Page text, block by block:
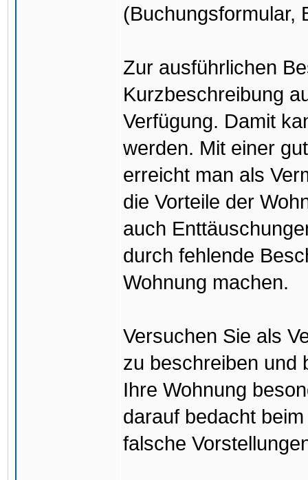
(Buchungsformular,
Zur ausführlichen
Kurzbeschreibung
Verfügung. Damit
werden. Mit einer
erreicht man als
die Vorteile der
auch
durch fehlende
Wohnung machen.
Versuchen Sie als
zu beschreiben und
Ihre Wohnung
darauf bedacht
falsche